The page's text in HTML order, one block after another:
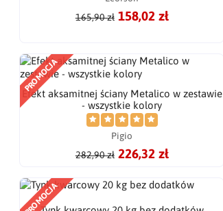
165,90 zł 158,02 zł
PROMOCJA
Efekt aksamitnej ściany Metalico w zestawie
- wszystkie kolory
Pigio
282,90 zł 226,32 zł
PROMOCJA